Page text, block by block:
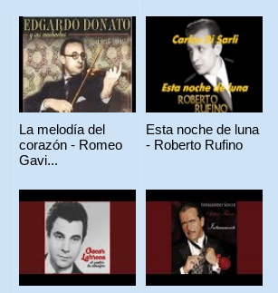
La melodía del
corazón - Romeo
Gavi...
Esta noche de luna
- Roberto Rufino